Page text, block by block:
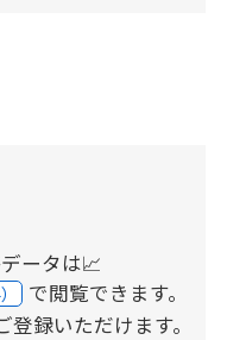
ータは📈
で閲覧できます。
録いただけます。